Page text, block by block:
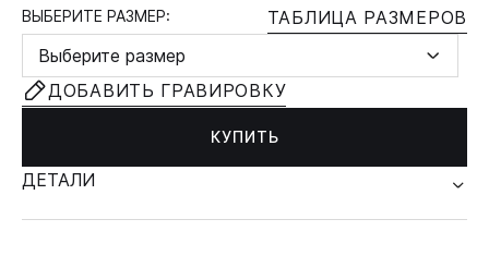
ВЫБЕРИТЕ РАЗМЕР:
ТАБЛИЦА РАЗМЕРОВ
Выберите размер
ДОБАВИТЬ ГРАВИРОВКУ
КУПИТЬ
ДЕТАЛИ